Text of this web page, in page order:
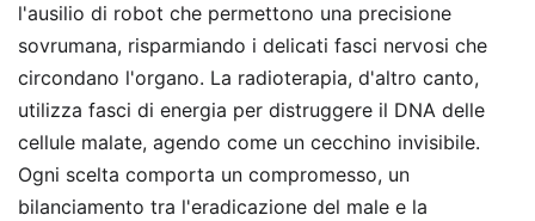
l'ausilio di robot che permettono una precisione
sovrumana, risparmiando i delicati fasci nervosi che
circondano l'organo. La radioterapia, d'altro canto,
utilizza fasci di energia per distruggere il DNA delle
cellule malate, agendo come un cecchino invisibile.
Ogni scelta comporta un compromesso, un
bilanciamento tra l'eradicazione del male e la